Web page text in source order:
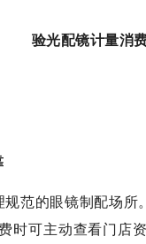
验光配镜计量消
范的眼镜制配场
时可主动查看门店